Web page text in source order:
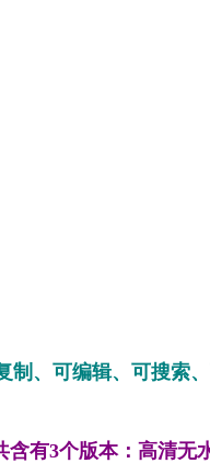
制、可编辑、可搜索、
含有3个版本：高清